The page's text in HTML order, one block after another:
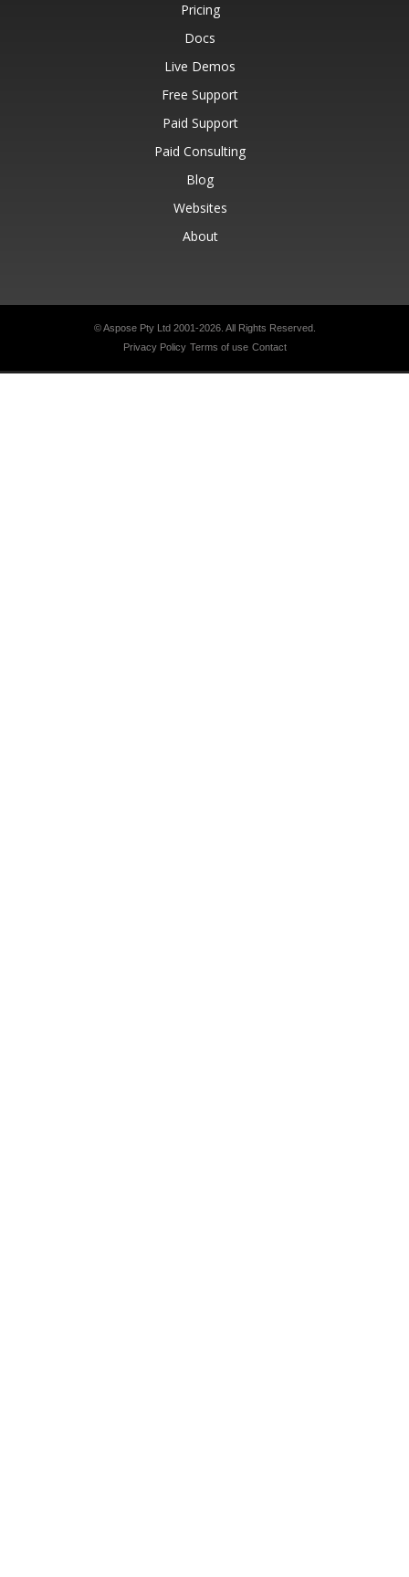
Pricing
Docs
Live Demos
Free Support
Paid Support
Paid Consulting
Blog
Websites
About
© Aspose Pty Ltd 2001-2026. All Rights Reserved.
Privacy Policy Terms of use Contact